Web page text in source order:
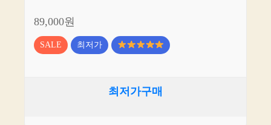
89,000원
SALE 최저가
최저가구매